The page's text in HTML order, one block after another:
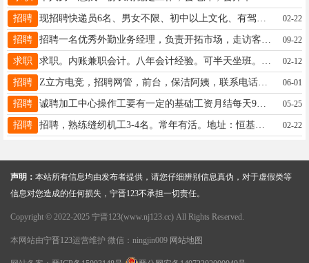
招聘 02-22
招聘 09-22
求职 02-12
招聘 Z立方电竞，招聘网管，前台，保洁阿姨，联系电话📞19943533666 06-01
招聘 诚聘加工中心操作工要有一定的基础工资月结每天9小时。地址城西。电话18730913922 05-25
招聘 招聘，熟练缝纫机工3-4名。常年有活。地址：恒基现代城门口（二小附近）18103212816 02-22
声明： 本站所有信息均由发布者提供，请您仔细辨别信息真伪，对于虚假类等
信息对您造成的任何损失，宁晋123不承担一切责任。
Copyright © 2022-2025 宁晋123(www.nj123.cc) All Rights Reserved.
本网站由宁晋123运营维护 微信：ningjin009 网站地图